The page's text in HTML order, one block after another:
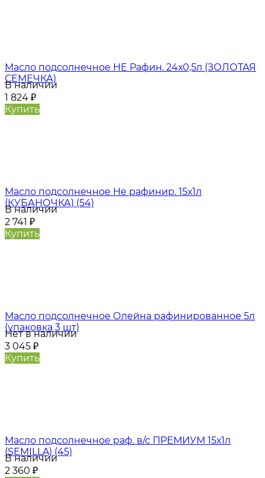
Масло подсолнечное НЕ Рафин. 24х0,5л (ЗОЛОТАЯ
СЕМЕЧКА)
В наличии
1 824 ₽
Купить
Масло подсолнечное Не рафинир. 15х1л
(КУБАНОЧКА) (54)
В наличии
2 741 ₽
Купить
Масло подсолнечное Олейна рафинированное 5л
(упаковка 3 шт)
Нет в наличии
3 045 ₽
Купить
Масло подсолнечное раф. в/с ПРЕМИУМ 15х1л
(SEMILLA) (45)
В наличии
2 360 ₽